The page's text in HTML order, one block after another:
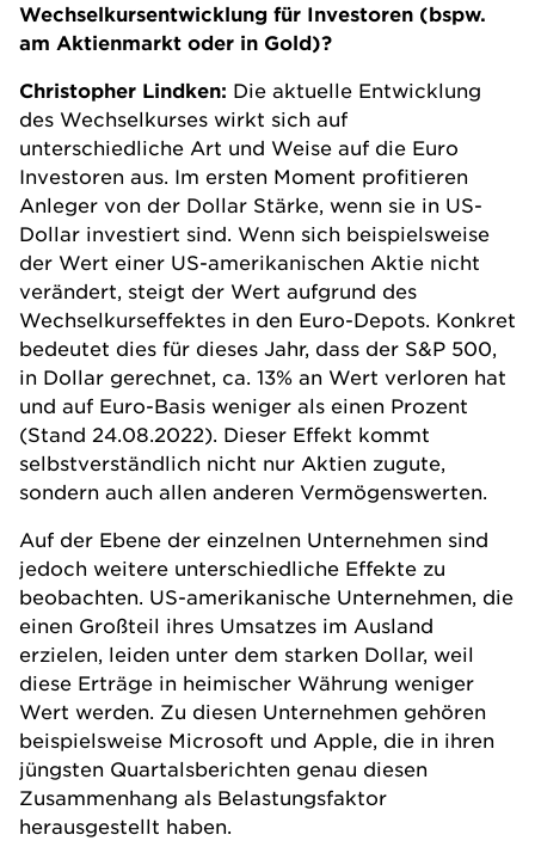
Wechselkursentwicklung für Investoren (bspw.
am Aktienmarkt oder in Gold)?
Christopher Lindken: Die aktuelle Entwicklung
des Wechselkurses wirkt sich auf
unterschiedliche Art und Weise auf die Euro
Investoren aus. Im ersten Moment profitieren
Anleger von der Dollar Stärke, wenn sie in US-
Dollar investiert sind. Wenn sich beispielsweise
der Wert einer US-amerikanischen Aktie nicht
verändert, steigt der Wert aufgrund des
Wechselkurseffektes in den Euro-Depots. Konkret
bedeutet dies für dieses Jahr, dass der S&P 500,
in Dollar gerechnet, ca. 13% an Wert verloren hat
und auf Euro-Basis weniger als einen Prozent
(Stand 24.08.2022). Dieser Effekt kommt
selbstverständlich nicht nur Aktien zugute,
sondern auch allen anderen Vermögenswerten.
Auf der Ebene der einzelnen Unternehmen sind
jedoch weitere unterschiedliche Effekte zu
beobachten. US-amerikanische Unternehmen, die
einen Großteil ihres Umsatzes im Ausland
erzielen, leiden unter dem starken Dollar, weil
diese Erträge in heimischer Währung weniger
Wert werden. Zu diesen Unternehmen gehören
beispielsweise Microsoft und Apple, die in ihren
jüngsten Quartalsberichten genau diesen
Zusammenhang als Belastungsfaktor
herausgestellt haben.